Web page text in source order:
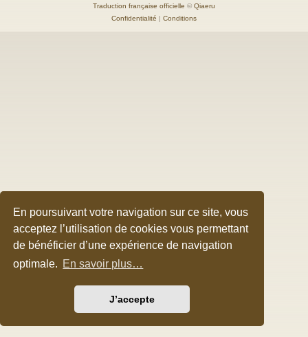
En poursuivant votre navigation sur ce site, vous
acceptez l’utilisation de cookies vous permettant
de bénéficier d’une expérience de navigation
optimale. En savoir plus…
J’accepte
Traduction française officielle © Qiaeru
Confidentialité | Conditions